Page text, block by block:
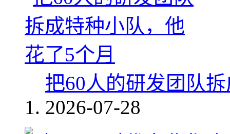
把60人的研发团队
2026-07-28